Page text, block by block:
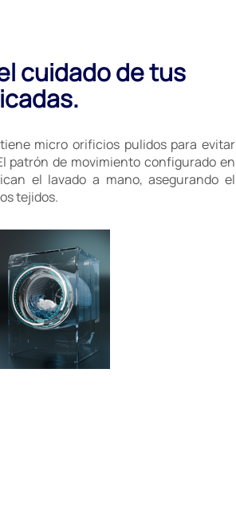
cuidado de tus
micro orificios pulidos para evitar
patrón de movimiento configurado en
el lavado a mano, asegurando el
tejidos.